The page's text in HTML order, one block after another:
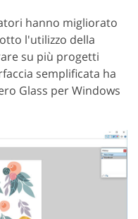
hanno migliorato
l'utilizzo della
su più progetti
semplificata ha
Glass per Windows